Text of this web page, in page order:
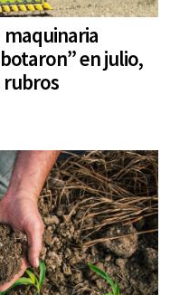
maquinaria
en julio,
rubros